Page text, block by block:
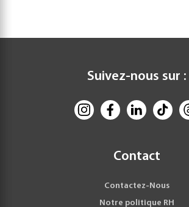
Suivez-nous sur :
Contact
Contactez-Nous
Notre politique RH